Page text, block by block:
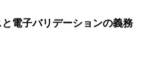
電子バリデーションの義務